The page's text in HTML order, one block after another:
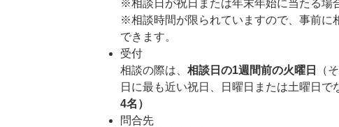
※相談日が祝日または年末年始に当たる場
※相談時間が限られていますので、事前に
できます。
受付
相談の際は、 相談日の1週間前の火曜日
（
日に最も近い祝日、日曜日または土曜日で
4名）
問合先